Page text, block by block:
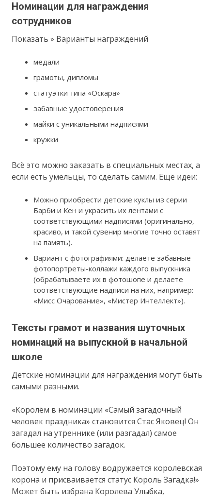
Номинации для награждения
сотрудников
Показать » Варианты награждений
медали
грамоты, дипломы
статуэтки типа «Оскара»
забавные удостоверения
майки с уникальными надписями
кружки
Всё это можно заказать в специальных местах, а
если есть умельцы, то сделать самим. Ещё идеи:
Можно приобрести детские куклы из серии
Барби и Кен и украсить их лентами с
соответствующими надписями (оригинально,
красиво, и такой сувенир многие точно оставят
на память).
Вариант с фотографиями: делаете забавные
фотопортреты-коллажи каждого выпускника
(обрабатываете их в фотошопе и делаете
соответствующие надписи на них, например:
«Мисс Очарование», «Мистер Интеллект»).
Тексты грамот и названия шуточных
номинаций на выпускной в начальной
школе
Детские номинации для награждения могут быть
самыми разными.
«Королём в номинации «Самый загадочный
человек праздника» становится Стас Яковец! Он
загадал на утреннике (или разгадал) самое
большее количество загадок.
Поэтому ему на голову водружается королевская
корона и присваивается статус Король Загадка!»
Может быть избрана Королева Улыбка,